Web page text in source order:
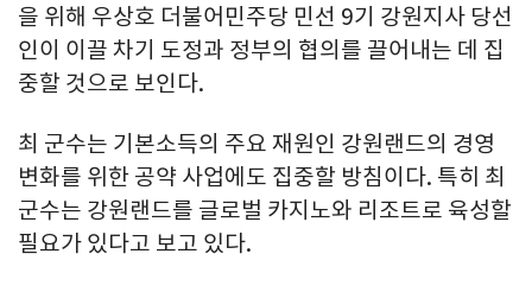
을 위해 우상호 더불어민주당 민선 9기 강원지사 당선
인이 이끌 차기 도정과 정부의 협의를 끌어내는 데 집
중할 것으로 보인다.
최 군수는 기본소득의 주요 재원인 강원랜드의 경영
변화를 위한 공약 사업에도 집중할 방침이다. 특히 최
군수는 강원랜드를 글로벌 카지노와 리조트로 육성할
필요가 있다고 보고 있다.